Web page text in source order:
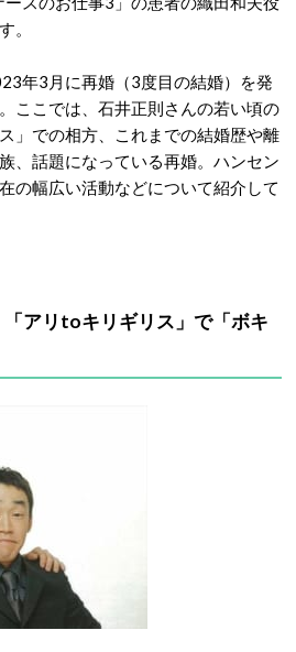
。
年3月に再婚（3度目の結婚）を発
ここでは、石井正則さんの若い頃の
」での相方、これまでの結婚歴や離
、話題になっている再婚。ハンセン
の幅広い活動などについて紹介して
アリtoキリギリス」で「ボキ